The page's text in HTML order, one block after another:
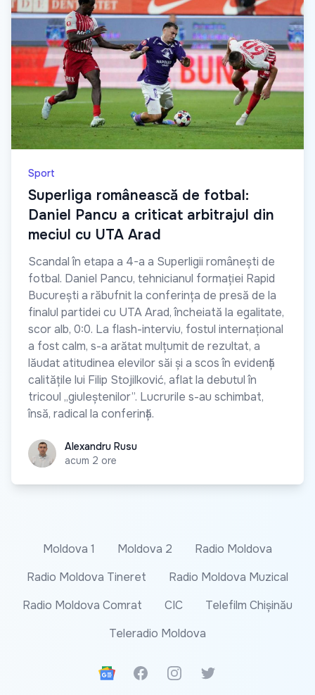
Sport
Superliga românească de fotbal:
Daniel Pancu a criticat arbitrajul din
meciul cu UTA Arad
Scandal în etapa a 4-a a Superligii românești de
fotbal. Daniel Pancu, tehnicianul formației Rapid
București a răbufnit la conferința de presă de la
finalul partidei cu UTA Arad, încheiată la egalitate,
scor alb, 0:0. La flash-interviu, fostul internațional
a fost calm, s-a arătat mulțumit de rezultat, a
lăudat atitudinea elevilor săi și a scos în evidență
calitățile lui Filip Stojilković, aflat la debutul în
tricoul „giuleștenilor”. Lucrurile s-au schimbat,
însă, radical la conferință.
Alexandru Rusu
Alexandru Rusu
acum 2 ore
Moldova 1 Moldova 2
Radio Moldova
Radio Moldova Tineret
Radio Moldova Muzical
Radio Moldova Comrat
CIC
Telefilm Chișinău
Teleradio Moldova
Google News
FacebookInstagramTwitter